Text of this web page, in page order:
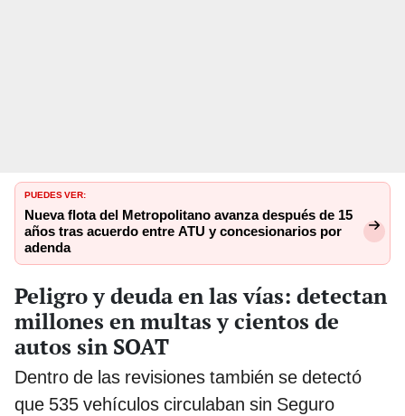
PUEDES VER:
Nueva flota del Metropolitano avanza después de 15
años tras acuerdo entre ATU y concesionarios por
adenda
Peligro y deuda en las vías: detectan
millones en multas y cientos de
autos sin SOAT
Dentro de las revisiones también se detectó
que 535 vehículos circulaban sin Seguro